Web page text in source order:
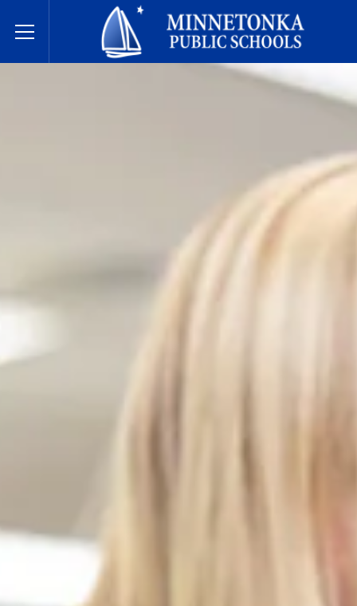
Toggle Menu
Hệ thống Trường Công lập Minnetonka